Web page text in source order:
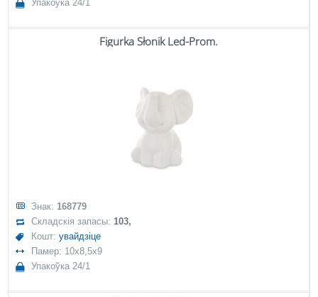
Упакоўка 24/1
Figurka Słonik Led-Prom.
Знак: 168779
Складскія запасы:103,
Кошт:увайдзіце
Памер: 10x8,5x9
Упакоўка 24/1